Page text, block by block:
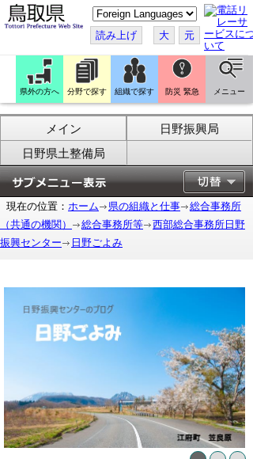
こ
の
ペ
ー
ジ
翻
訳
す
る
読み上げ 大 元
県外の方へ 分野で探す 組織で探す 防災 緊急 メニュー
メイン
日野振興局
日野県土整備局
現在の位置： ホーム 県の組織と仕事
総合事務所
（共通の機関）
総合事務所等
西部総合事務所日野
振興センター
日野ごよみ